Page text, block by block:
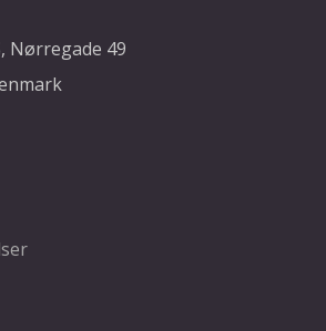
Nørregade 49